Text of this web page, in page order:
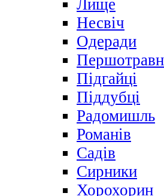
Лище
Несвіч
Одеради
Підгайці
Піддубці
Радомишль
Романів
Садів
Сирники
Хорохорин